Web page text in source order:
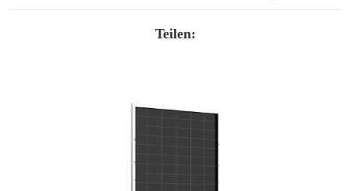
Teilen: